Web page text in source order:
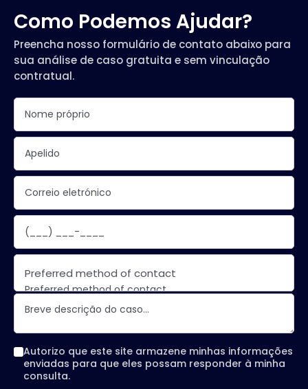
Como Podemos Ajudar?
Preencha nosso formulário de contato abaixo para
sua análise de caso gratuita e sem vinculação
contratual.
Preferred method of contact
Preferred method of contact
Email
Phone call
Text message
Autorizo que este site armazene minhas informações
enviadas para que eles possam responder à minha
consulta.